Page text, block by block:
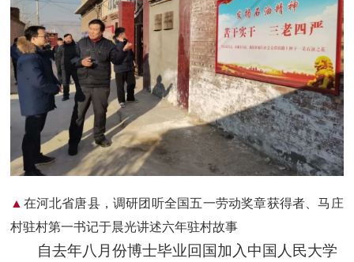
▲ 在河北省唐县，调研团听全国五一劳动奖章获得者、马庄
村驻村第一书记于晨光讲述六年驻村故事
自去年八月份博士毕业回国加入中国人民大学